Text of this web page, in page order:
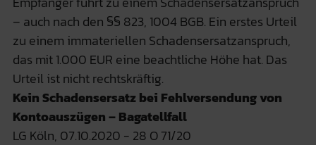
– auch nach den §§ 823, 1004 BGB. Ein erstes Urteil
zu einem immateriellen Schadensersatzanspruch,
das mit 1.000 EUR eine beachtliche Höhe hat. Das
Urteil ist nicht rechtskräftig.
Kein Schadensersatz bei Fehlversendung von
Kontoauszügen – Bagatellfall
LG Köln, 07.10.2020 - 28 O 71/20